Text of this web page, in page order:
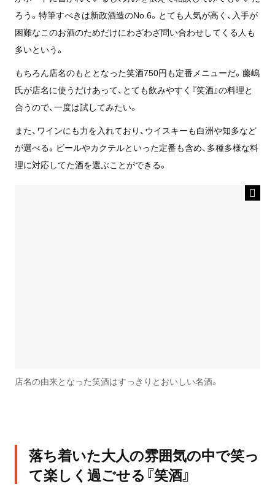
ろう。特筆すべきは新政酒造のNo.6。とても人気が高く、入手が
困難なこのお酒のためだけにわざわざ問い合わせしてくる人も
多いという。
もちろん店名のもととなった笑酒750円も定番メニューだ。藤嶋
氏が店名に使うだけあって、とても飲みやすく『笑酒』の料理と
合うので、一度は試してみたい。
また、ワインにも力を入れており、ウイスキーも白洲や知多など
が選べる。ビールやカクテルといった定番も含め、多種多様な料
理に対応してた酒を選ぶことができる。
店名の由来となった笑酒はすっきりとおいしい名酒。
落ち着いた大人の雰囲気の中で笑っ
て楽しく過ごせる『笑酒』